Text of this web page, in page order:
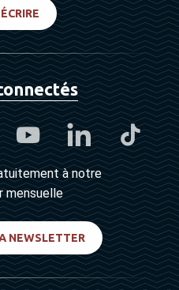
à notre
mensuelle
NEWSLETTER